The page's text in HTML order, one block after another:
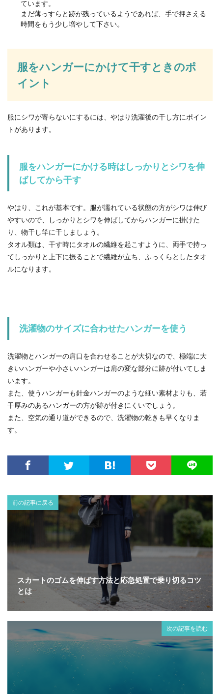
ています。
まだ薄っすらと跡が残っているようであれば、手で押さえる
時間をもう少し増やして下さい。
服をハンガーにかけて干すときのポ
イント
服にシワが寄らないにするには、やはり洗濯後の干し方にポイン
トがあります。
服をハンガーにかける時はしっかりとシワを伸
ばしてから干す
やはり、これが基本です。服が濡れている状態の方がシワは伸び
やすいので、しっかりとシワを伸ばしてからハンガーに掛けた
り、物干し竿に干しましょう。
タオル類は、干す時にタオルの繊維を起こすように、両手で持っ
てしっかりと上下に振ることで繊維が立ち、ふっくらとしたタオ
ルになります。
洗濯物のサイズに合わせたハンガーを使う
洗濯物とハンガーの肩口を合わせることが大切なので、極端に大
きいハンガーや小さいハンガーは肩の変な部分に跡が付いてしま
います。
また、使うハンガーも針金ハンガーのような細い素材よりも、若
干厚みのあるハンガーの方が跡が付きにくいでしょう。
また、空気の通り道ができるので、洗濯物の乾きも早くなりま
す。
前の記事に戻る
スカートのゴムを伸ばす方法と応急処置で乗り切るコツ
とは
次の記事を読む